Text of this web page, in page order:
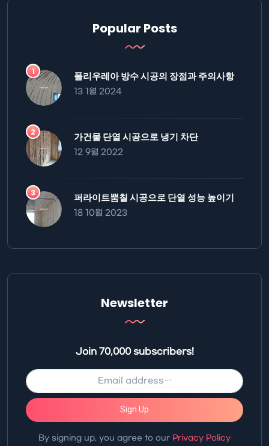
Popular Posts
폴리우레아 방수 시공의 장점과 주의사항
13 1월 2024
가건물 단열 시공으로 냉기 차단
12 9월 2022
퍼라이트뿜칠 시공으로 단열 성능 높이기
18 10월 2023
Newsletter
Join 70,000 subscribers!
Sign Up
By signing up, you agree to our Privacy Policy